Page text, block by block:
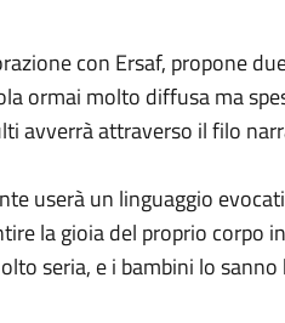
con Ersaf, propone
ormai molto diffusa ma
avverrà attraverso il filo
userà un linguaggio
la gioia del proprio corpo
seria, e i bambini lo sanno